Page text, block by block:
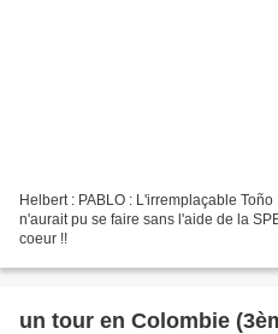
Helbert : PABLO : L'irremplaçable
n'aurait pu se faire sans l'aide de la
coeur !!
un tour en Colombie